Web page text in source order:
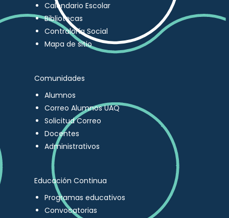
Calendario Escolar
Bibliotecas
Contraloría Social
Mapa de sitio
Comunidades
Alumnos
Correo Alumnos UAQ
Solicitud Correo
Docentes
Administrativos
Educación Continua
Programas educativos
Convocatorias